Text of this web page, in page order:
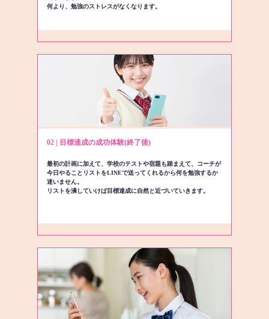
何より、勉強のストレスがなくなります。
02 | 目標達成の成功体験(終了後)
最初の計画に加えて、学校のテストや宿題も踏まえて、コーチが
今日やることリストをLINEで送ってくれるから何を勉強するか
迷いません。
リストを潰していけば目標達成に自然と近づいていきます。